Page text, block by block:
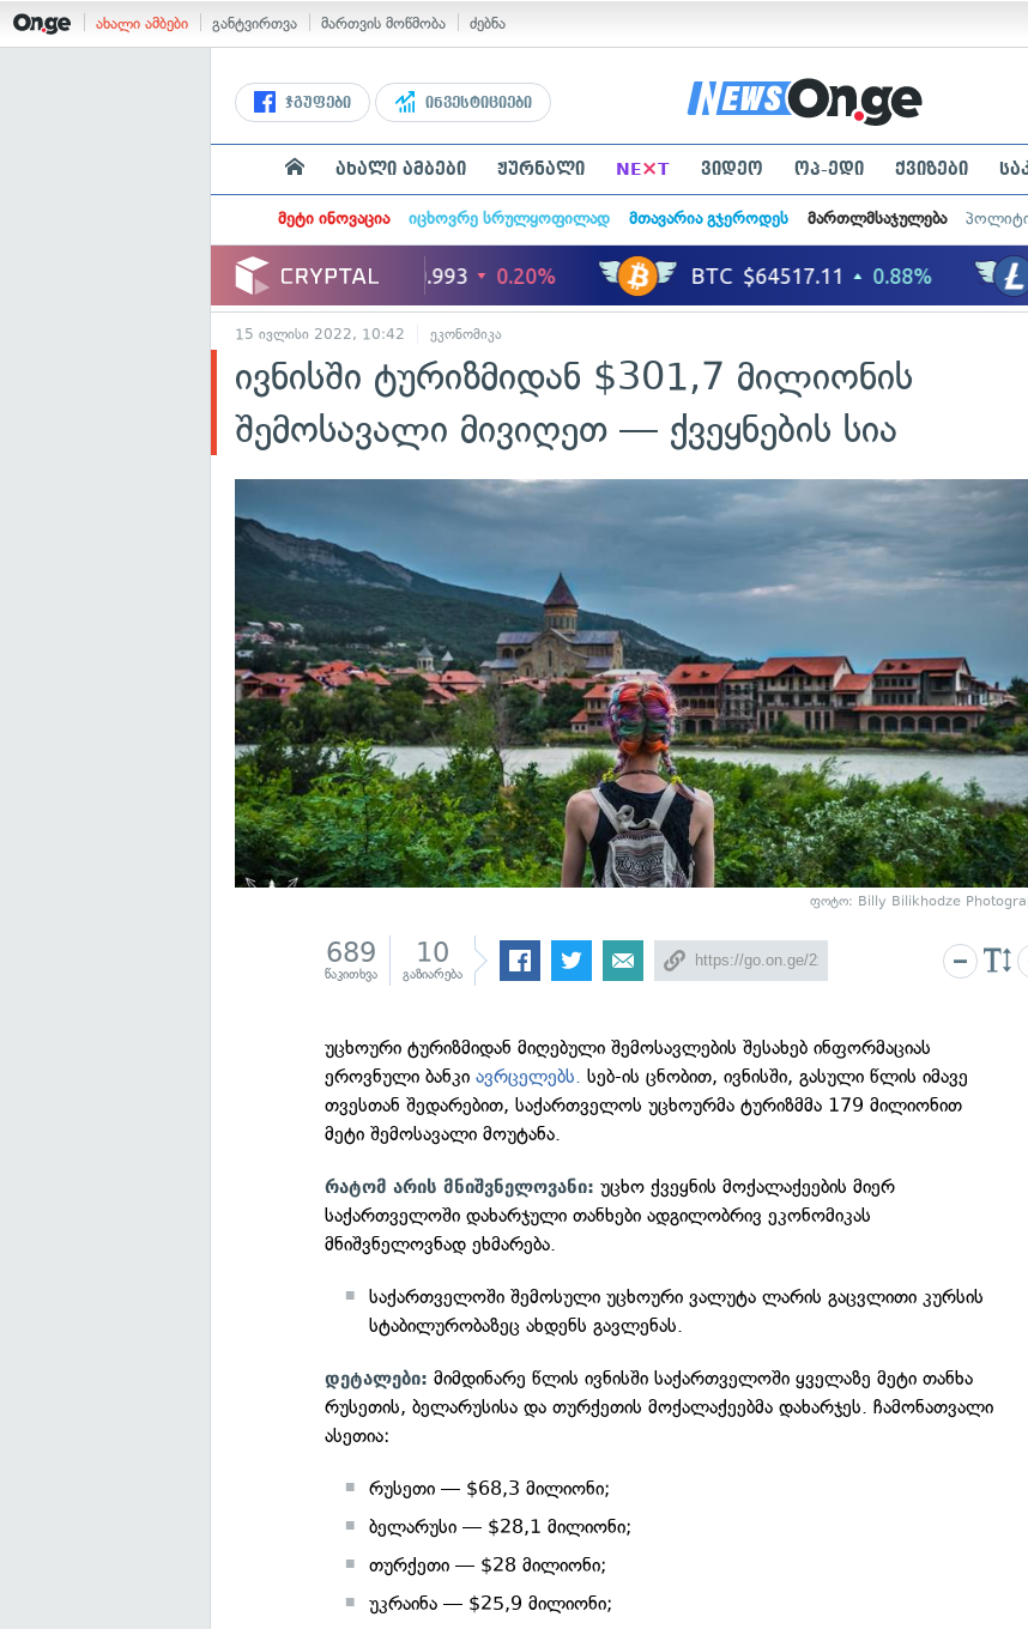
ახალი ამბები განტვირთვა მართვის მოწმობა ძებნა
ჯგუფები ინვესტიციები
ახალი ამბები ჟურნალი NE×T ვიდეო ოპ-ედი ქვიზები
მეტი ინოვაცია იცხოვრე სრულყოფილად მთავარია გჯეროდეს მართლმსაჯულება
15 ივლისი 2022, 10:42 ეკონომიკა
ივნისში ტურიზმიდან $301,7 მილიონის
შემოსავალი მივიღეთ — ქვეყნების სია
ფოტო: Billy Bilikhodze
689
წაკითხვა
10
გაზიარება
უცხოური ტურიზმიდან მიღებული შემოსავლების შესახებ ინფორმაციას
ეროვნული ბანკიავრცელებს. სებ-ის ცნობით, ივნისში, გასული წლის იმავე
თვესთან შედარებით, საქართველოს უცხოურმა ტურიზმმა 179 მილიონით
მეტი შემოსავალი მოუტანა.
რატომ არის მნიშვნელოვანი:უცხო ქვეყნის მოქალაქეების მიერ
საქართველოში დახარჯული თანხები ადგილობრივ ეკონომიკას
მნიშვნელოვნად ეხმარება.
საქართველოში შემოსული უცხოური ვალუტა ლარის გაცვლითი კურსის
სტაბილურობაზეც ახდენს გავლენას.
დეტალები: მიმდინარე წლის ივნისში საქართველოში ყველაზე მეტი თანხა
რუსეთის, ბელარუსისა და თურქეთის მოქალაქეებმა დახარჯეს. ჩამონათვალი
ასეთია:
რუსეთი — $68,3 მილიონი;
ბელარუსი — $28,1 მილიონი;
თურქეთი — $28 მილიონი;
უკრაინა — $25,9 მილიონი;